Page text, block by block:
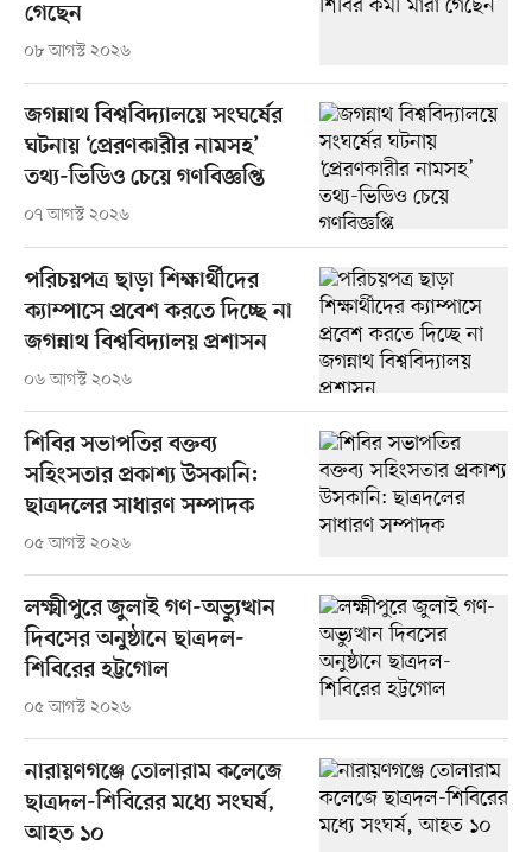
গেছেন
০৮ আগস্ট ২০২৬
জগন্নাথ বিশ্ববিদ্যালয়ে সংঘর্ষের
ঘটনায় ‘প্রেরণকারীর নামসহ’
তথ্য-ভিডিও চেয়ে গণবিজ্ঞপ্তি
০৭ আগস্ট ২০২৬
পরিচয়পত্র ছাড়া শিক্ষার্থীদের
ক্যাম্পাসে প্রবেশ করতে দিচ্ছে না
জগন্নাথ বিশ্ববিদ্যালয় প্রশাসন
০৬ আগস্ট ২০২৬
শিবির সভাপতির বক্তব্য
সহিংসতার প্রকাশ্য উসকানি:
ছাত্রদলের সাধারণ সম্পাদক
০৫ আগস্ট ২০২৬
লক্ষ্মীপুরে জুলাই গণ-অভ্যুত্থান
দিবসের অনুষ্ঠানে ছাত্রদল-
শিবিরের হট্টগোল
০৫ আগস্ট ২০২৬
নারায়ণগঞ্জে তোলারাম কলেজে
ছাত্রদল-শিবিরের মধ্যে সংঘর্ষ,
আহত ১০